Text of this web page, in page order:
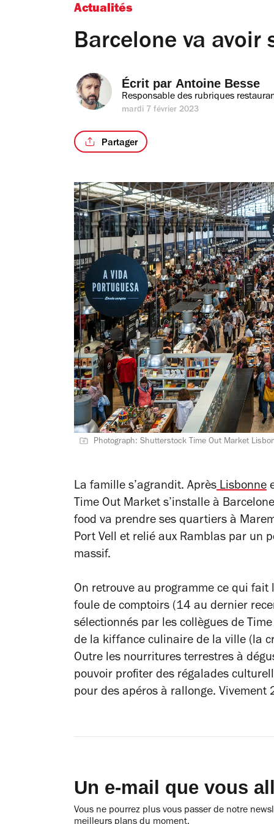
Actualités
Barcelone va avoir
Écrit par Antoine Besse
Responsable des rubriques
mardi 7 février 2023
Partager
Photograph: Shutterstock Time Out Market
La famille s’agrandit. Après Lisbonne
Time Out Market s’installe à
food va prendre ses quartiers à
Port Vell et relié aux Ramblas par un
massif.
On retrouve au programme ce qui
foule de comptoirs (14 au dernier
sélectionnés par les collègues de
de la kiffance culinaire de la ville (la
Outre les nourritures terrestres à
pouvoir profiter des régalades
pour des apéros à rallonge. Vivement
Un e-mail que vous
Vous ne pourrez plus vous passer de notre